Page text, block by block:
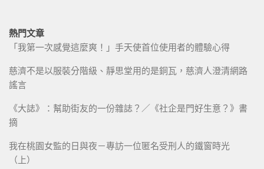
熱門文章
「我第一次感覺這麼爽！」手天使首位使用者的體驗心得
慈濟不是以服裝分階級、靜思堂用的是銅瓦，慈濟人澄清網路
謠言
《大誌》：幫助街友的一份雜誌？／《社企是門好生意？》書
摘
我在桃園女監的日與夜－專訪一位匿名受刑人的鐵窗時光
（上）